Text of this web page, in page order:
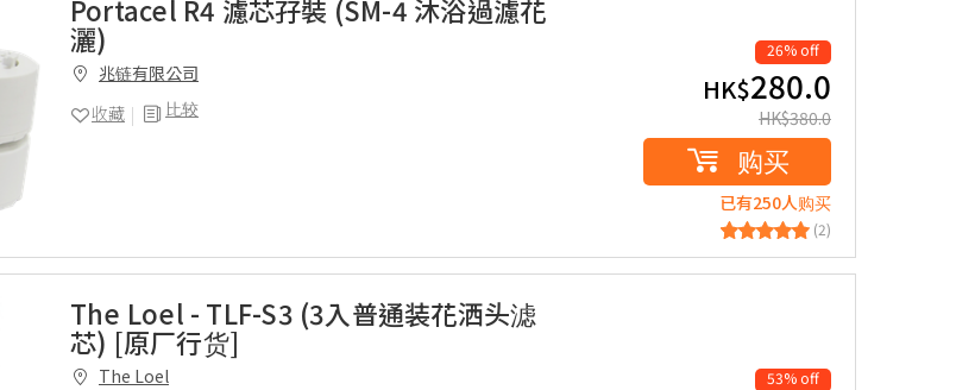
Portacel R4 濾芯孖裝 (SM-4 沐浴過濾花
灑)
兆链有限公司
比较
收藏
26% off
HK$280.0
HK$380.0
购买
已有250人购买
(2)
The Loel - TLF-S3 (3入普通装花洒头滤
芯) [原厂行货]
The Loel
53% off